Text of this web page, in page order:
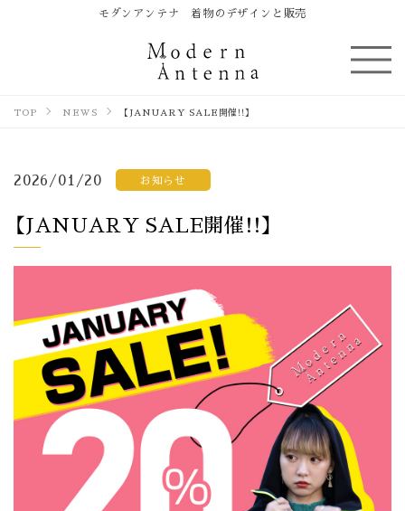
モダンアンテナ 着物のデザインと販売
TOP NEWS 【JANUARY SALE開催!!】
2026/01/20 お知らせ
【JANUARY SALE開催!!】